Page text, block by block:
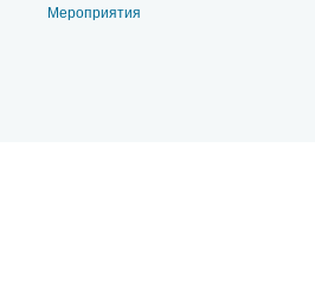
Мероприятия